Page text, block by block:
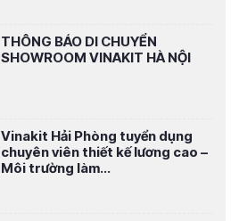
THÔNG BÁO DI CHUYỂN
SHOWROOM VINAKIT HÀ NỘI
Vinakit Hải Phòng tuyển dụng
chuyên viên thiết kế lương cao –
Môi trường làm...